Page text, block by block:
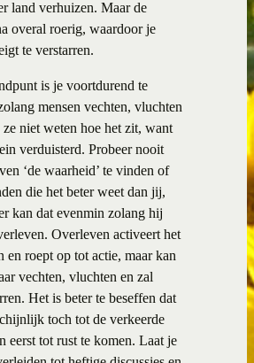
land verhuizen. Maar de
overal roerig, waardoor je
te verstarren.
is je voortdurend te
mensen vechten, vluchten
niet weten hoe het zit, want
verduisterd. Probeer nooit
‘de waarheid’ te vinden of
die het beter weet dan jij,
kan dat evenmin zolang hij
Overleven activeert het
en roept op tot actie, maar kan
vechten, vluchten en zal
Het is beter te beseffen dat
toch tot de verkeerde
eerst tot rust te komen. Laat je